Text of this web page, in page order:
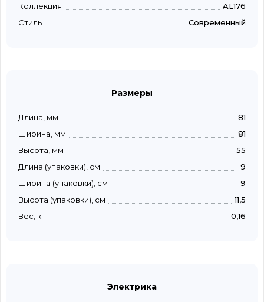
Коллекция
AL176
Стиль
Современный
Размеры
Длина, мм
81
Ширина, мм
81
Высота, мм
55
Длина (упаковки), см
9
Ширина (упаковки), см
9
Высота (упаковки), см
11,5
Вес, кг
0,16
Электрика